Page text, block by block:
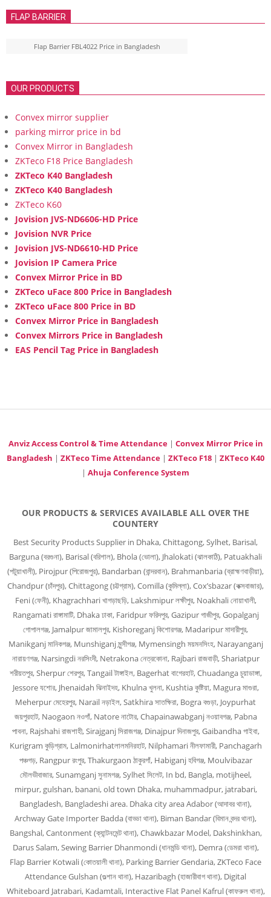
FLAP BARRIER
Flap Barrier FBL4022 Price in Bangladesh
OUR PRODUCTS
Convex mirror supplier
parking mirror price in bd
Convex Mirror in Bangladesh
ZKTeco F18 Price Bangladesh
ZKTeco K40 Bangladesh
ZKTeco K40 Bangladesh
ZKTeco K60
Jovision JVS-ND6606-HD Price
Jovision NVR Price
Jovision JVS-ND6610-HD Price
Jovision IP Camera Price
Convex Mirror Price in BD
ZKTeco uFace 800 Price in Bangladesh
ZKTeco uFace 800 Price in BD
Convex Mirror Price in Bangladesh
Convex Mirrors Price in Bangladesh
EAS Pencil Tag Price in Bangladesh
Anviz Access Control & Time Attendance| Convex Mirror Price in
Bangladesh | ZKTeco Time Attendance | ZKTeco F18 | ZKTeco K40
| Ahuja Conference System
OUR PRODUCTS & SERVICES AVAILABLE ALL OVER THE
COUNTERY
Best Security Products Supplier in Dhaka, Chittagong, Sylhet, Barisal,
Barguna (বরগুনা), Barisal (বরিশাল), Bhola (ভোলা), Jhalokati (ঝালকাঠি), Patuakhali
(পটুয়াখালী), Pirojpur (পিরোজপুর), Bandarban (বান্দরবান), Brahmanbaria (ব্রাহ্মণবাড়ীয়া),
Chandpur (চাঁদপুর), Chittagong (চট্টগ্রাম), Comilla (কুমিল্লা), Cox’sbazar (কক্সবাজার),
Feni (ফেনী), Khagrachhari খাগড়াছড়ি, Lakshmipur লক্ষীপুর, Noakhali নোয়াখালী,
Rangamati রাঙ্গামাটি, Dhaka ঢাকা, Faridpur ফরিদপুর, Gazipur গাজীপুর, Gopalganj
গোপালগঞ্জ, Jamalpur জামালপুর, Kishoreganj কিশোরগঞ্জ, Madaripur মাদারীপুর,
Manikganj মানিকগঞ্জ, Munshiganj মুন্সীগঞ্জ, Mymensingh ময়মনসিংহ, Narayanganj
নারায়ণগঞ্জ, Narsingdi নরসিংদী, Netrakona নেত্রকোনা, Rajbari রাজবাড়ী, Shariatpur
শরীয়তপুর, Sherpur শেরপুর, Tangail টাঙ্গাইল, Bagerhat বাগেরহাট, Chuadanga চুয়াডাঙ্গা,
Jessore যশোর, Jhenaidah ঝিনাইদহ, Khulna খুলনা, Kushtia কুষ্টিয়া, Magura মাগুরা,
Meherpur মেহেরপুর, Narail নড়াইল, Satkhira সাতক্ষিরা, Bogra বগুড়া, Joypurhat
জয়পুরহাট, Naogaon নওগাঁ, Natore নাটোর, Chapainawabganj নওয়াবগঞ্জ, Pabna
পাবনা, Rajshahi রাজশাহী, Sirajganj সিরাজগঞ্জ, Dinajpur দিনাজপুর, Gaibandha গাইবা,
Kurigram কুড়িগ্রাম, Lalmonirhatলালমনিরহাট, Nilphamari নীলফামারী, Panchagarh
পঞ্চগড়, Rangpur রংপুর, Thakurgaon ঠাকুরগাঁ, Habiganj হবিগঞ্জ, Moulvibazar
মৌলভীবাজার, Sunamganj সুনামগঞ্জ, Sylhet সিলেট, In bd, Bangla, motijheel,
mirpur, gulshan, banani, old town Dhaka, muhammadpur, jatrabari,
Bangladesh, Bangladeshi area. Dhaka city area Adabor (আদাবর থানা),
Archway Gate Importer Badda (বাড্ডা থানা), Biman Bandar (বিমান বন্দর থানা),
Bangshal, Cantonment (ক্যান্টনমেন্ট থানা), Chawkbazar Model, Dakshinkhan,
Darus Salam, Sewing Barrier Dhanmondi (ধানমন্ডি থানা), Demra (ডেমরা থানা),
Flap Barrier Kotwali (কোতয়ালী থানা), Parking Barrier Gendaria, ZKTeco Face
Attendance Gulshan (গুল্শান থানা), Hazaribagh (হাজারীবাগ থানা), Digital
Whiteboard Jatrabari, Kadamtali, Interactive Flat Panel Kafrul (কাফরুল থানা),